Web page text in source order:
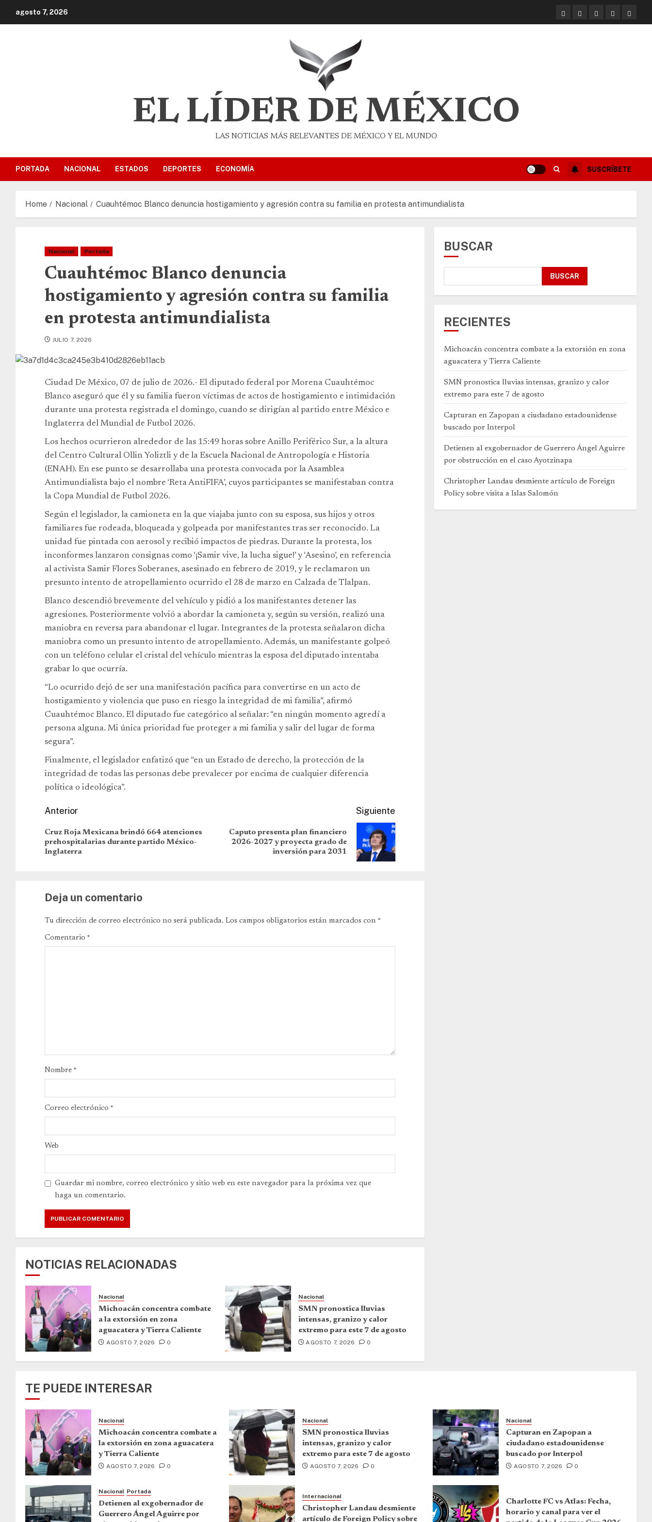
agosto 7, 2026
EL LÍDER DE MÉXICO
LAS NOTICIAS MÁS RELEVANTES DE MÉXICO Y EL MUNDO
PORTADA NACIONAL ESTADOS DEPORTES ECONOMÍA SUSCRÍBETE
Home Nacional Cuauhtémoc Blanco denuncia hostigamiento y agresión contra su familia en protesta antimundialista
Nacional Portada
Cuauhtémoc Blanco denuncia
hostigamiento y agresión contra su familia
en protesta antimundialista
JULIO 7, 2026
Ciudad De México, 07 de julio de 2026.- El diputado federal por Morena Cuauhtémoc
Blanco aseguró que él y su familia fueron víctimas de actos de hostigamiento e intimidación
durante una protesta registrada el domingo, cuando se dirigían al partido entre México e
Inglaterra del Mundial de Futbol 2026.
Los hechos ocurrieron alrededor de las 15:49 horas sobre Anillo Periférico Sur, a la altura
del Centro Cultural Ollin Yoliztli y de la Escuela Nacional de Antropología e Historia
(ENAH). En ese punto se desarrollaba una protesta convocada por la Asamblea
Antimundialista bajo el nombre ‘Reta AntiFIFA’, cuyos participantes se manifestaban contra
la Copa Mundial de Futbol 2026.
Según el legislador, la camioneta en la que viajaba junto con su esposa, sus hijos y otros
familiares fue rodeada, bloqueada y golpeada por manifestantes tras ser reconocido. La
unidad fue pintada con aerosol y recibió impactos de piedras. Durante la protesta, los
inconformes lanzaron consignas como ‘¡Samir vive, la lucha sigue!’ y ‘Asesino’, en referencia
al activista Samir Flores Soberanes, asesinado en febrero de 2019, y le reclamaron un
presunto intento de atropellamiento ocurrido el 28 de marzo en Calzada de Tlalpan.
Blanco descendió brevemente del vehículo y pidió a los manifestantes detener las
agresiones. Posteriormente volvió a abordar la camioneta y, según su versión, realizó una
maniobra en reversa para abandonar el lugar. Integrantes de la protesta señalaron dicha
maniobra como un presunto intento de atropellamiento. Además, un manifestante golpeó
con un teléfono celular el cristal del vehículo mientras la esposa del diputado intentaba
grabar lo que ocurría.
“Lo ocurrido dejó de ser una manifestación pacífica para convertirse en un acto de
hostigamiento y violencia que puso en riesgo la integridad de mi familia”, afirmó
Cuauhtémoc Blanco. El diputado fue categórico al señalar: “en ningún momento agredí a
persona alguna. Mi única prioridad fue proteger a mi familia y salir del lugar de forma
segura”.
Finalmente, el legislador enfatizó que “en un Estado de derecho, la protección de la
integridad de todas las personas debe prevalecer por encima de cualquier diferencia
política o ideológica”.
Anterior
Cruz Roja Mexicana brindó 664 atenciones
prehospitalarias durante partido México-
Inglaterra
Siguiente
Caputo presenta plan financiero
2026-2027 y proyecta grado de
inversión para 2031
Deja un comentario
Tu dirección de correo electrónico no será publicada. Los campos obligatorios están marcados con *
Comentario *
Nombre *
Correo electrónico *
Web
Guardar mi nombre, correo electrónico y sitio web en este navegador para la próxima vez que
haga un comentario.
NOTICIAS RELACIONADAS
Nacional
Michoacán concentra combate
a la extorsión en zona
aguacatera y Tierra Caliente
AGOSTO 7, 2026 0
Nacional
SMN pronostica lluvias
intensas, granizo y calor
extremo para este 7 de agosto
AGOSTO 7, 2026 0
BUSCAR
BUSCAR
RECIENTES
Michoacán concentra combate a la extorsión en zona
aguacatera y Tierra Caliente
SMN pronostica lluvias intensas, granizo y calor
extremo para este 7 de agosto
Capturan en Zapopan a ciudadano estadounidense
buscado por Interpol
Detienen al exgobernador de Guerrero Ángel Aguirre
por obstrucción en el caso Ayotzinapa
Christopher Landau desmiente artículo de Foreign
Policy sobre visita a Islas Salomón
TE PUEDE INTERESAR
Nacional
Michoacán concentra combate a
la extorsión en zona aguacatera
y Tierra Caliente
AGOSTO 7, 2026 0
Nacional
SMN pronostica lluvias
intensas, granizo y calor
extremo para este 7 de agosto
AGOSTO 7, 2026 0
Nacional
Capturan en Zapopan a
ciudadano estadounidense
buscado por Interpol
AGOSTO 7, 2026 0
Nacional Portada
Detienen al exgobernador de
Guerrero Ángel Aguirre por
Internacional
Christopher Landau desmiente
artículo de Foreign Policy sobre
Charlotte FC vs Atlas: Fecha,
horario y canal para ver el